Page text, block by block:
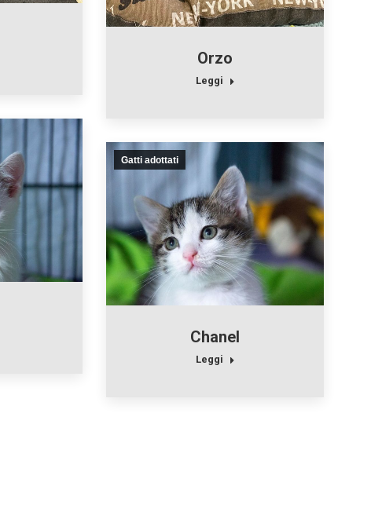
Orzo
Leggi
Gatti adottati
Chanel
Leggi